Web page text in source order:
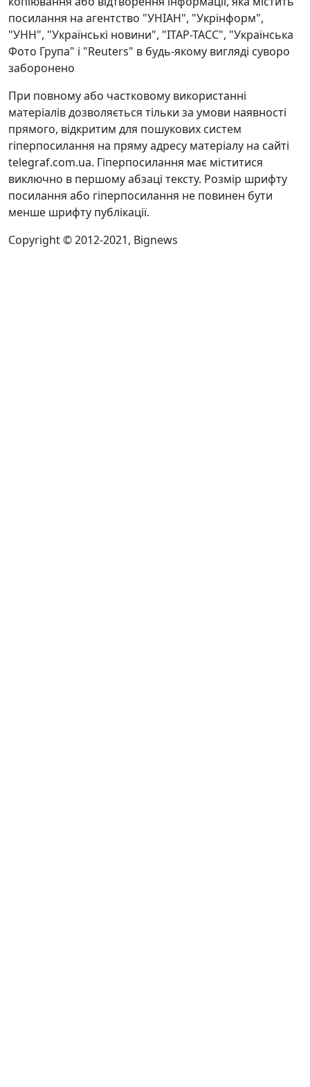
посилання на агентство "УНІАН", "Укрінформ",
"УНН", "Українські новини", "ІТАР-ТАСС", "Українська
Фото Група" і "Reuters" в будь-якому вигляді суворо
заборонено
При повному або частковому використанні
матеріалів дозволяється тільки за умови наявності
прямого, відкритим для пошукових систем
гіперпосилання на пряму адресу матеріалу на сайті
telegraf.com.ua. Гіперпосилання має міститися
виключно в першому абзаці тексту. Розмір шрифту
посилання або гіперпосилання не повинен бути
менше шрифту публікації.
Copyright © 2012-2021, Bignews